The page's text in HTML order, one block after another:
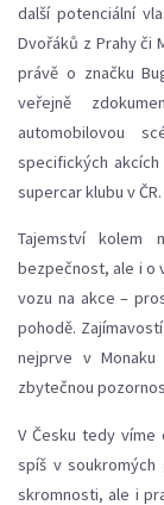
další potenciální
Dvořáků z Prahy či
právě o značku
veřejně
automobilovou
specifických
supercar klubu v ČR.
Tajemství kolem
bezpečnost, ale i o
vozu na akce –
pohodě.
nejprve v
zbytečnou
V Česku tedy víme
spíš v soukromých
skromnosti, ale i